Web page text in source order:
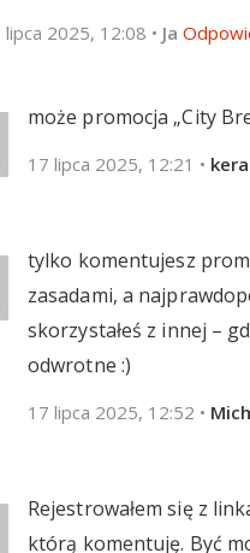
lipca 2025, 12:08 • Ja
może promocja „City
17 lipca 2025, 12:21 •
tylko komentujesz
zasadami, a
skorzystałeś z innej –
odwrotne :)
17 lipca 2025, 12:52 •
Rejestrowałem się z
którą komentuję. Być